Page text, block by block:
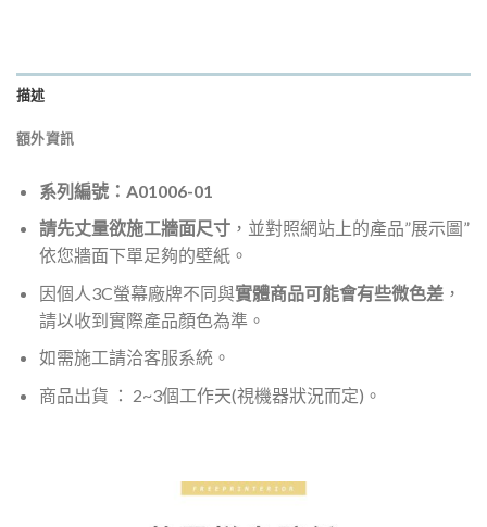
描述
額外資訊
系列編號：A01006-01
請先丈量欲施工牆面尺寸，並對照網站上的產品”展示圖”
依您牆面下單足夠的壁紙。
因個人3C螢幕廠牌不同與實體商品可能會有些微色差，
請以收到實際產品顏色為準。
如需施工請洽客服系統。
商品出貨 ： 2~3個工作天(視機器狀況而定)。